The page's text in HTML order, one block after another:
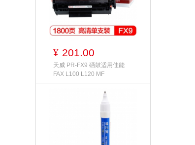
¥ 201.00
天威 PR-FX9 硒鼓适用佳能
FAX L100 L120 MF